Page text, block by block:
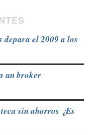
depara el 2009 a los
un broker
sin ahorros ¿Es